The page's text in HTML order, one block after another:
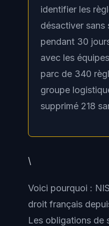
identifier les
désactiver sans
pendant 30
avec les
parc de 340
groupe
supprimé 218
\
Voici pourquoi :
droit français
Les obligations de